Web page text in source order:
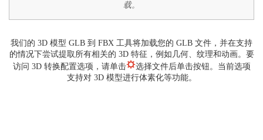
载。
我们的 3D 模型 GLB 到 FBX 工具将加载您的 GLB 文件，并在支持
的情况下尝试提取所有相关的 3D 特征，例如几何、纹理和动画。要
访问 3D 转换配置选项，请单击
选择文件后单击按钮。当前选项
支持对 3D 模型进行体素化等功能。